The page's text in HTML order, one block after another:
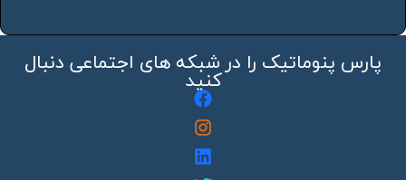
پارس پنوماتیک را در شبکه های اجتماعی دنبال
کنید